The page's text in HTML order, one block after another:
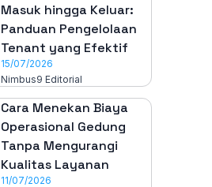
Masuk hingga Keluar:
Panduan Pengelolaan
Tenant yang Efektif
15/07/2026
Nimbus9 Editorial
Cara Menekan Biaya
Operasional Gedung
Tanpa Mengurangi
Kualitas Layanan
11/07/2026